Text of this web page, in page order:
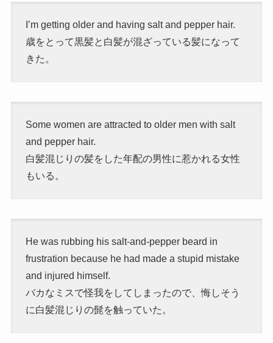
I’m getting older and having salt and pepper hair.
歳をとって黒髪と白髪が混ざっている髪になって
きた。
Some women are attracted to older men with salt
and pepper hair.
白髪混じりの髪をした年配の男性に惹かれる女性
もいる。
He was rubbing his salt-and-pepper beard in
frustration because he had made a stupid mistake
and injured himself.
バカなミスで怪我をしてしまったので、悔しそう
に白髪混じりの髭を触っていた。